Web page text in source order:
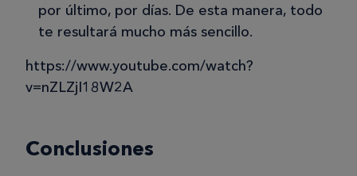
por último, por días. De esta manera, todo
te resultará mucho más sencillo.
https://www.youtube.com/watch?
v=nZLZjI18W2A
Conclusiones